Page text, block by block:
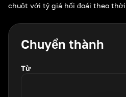
chuột với tỷ giá hối đoái theo
Chuyển thành
Từ